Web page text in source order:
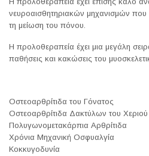
νευροαισθητηριακών μηχανισμών
τη μείωση του πόνου.
Η προλοθεραπεία έχει μια μεγάλη
παθήσεις και κακώσεις του
Οστεοαρθρίτιδα του Γόνατος
Οστεοαρθρίτιδα Δακτύλων του Χεριού
Πολυγωνομετακάρπια Αρθρίτιδα
Χρόνια Μηχανική Οσφυαλγία
Κοκκυγοδυνία